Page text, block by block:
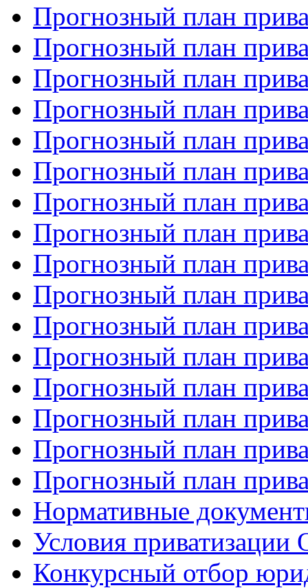
Прогнозный план
Прогнозный план
Прогнозный план
Прогнозный план
Прогнозный план
Прогнозный план
Прогнозный план
Прогнозный план
Прогнозный план
Прогнозный план
Прогнозный план
Прогнозный план
Прогнозный план
Прогнозный план
Прогнозный план
Прогнозный план
Нормативные
Условия
Конкурсный отбор